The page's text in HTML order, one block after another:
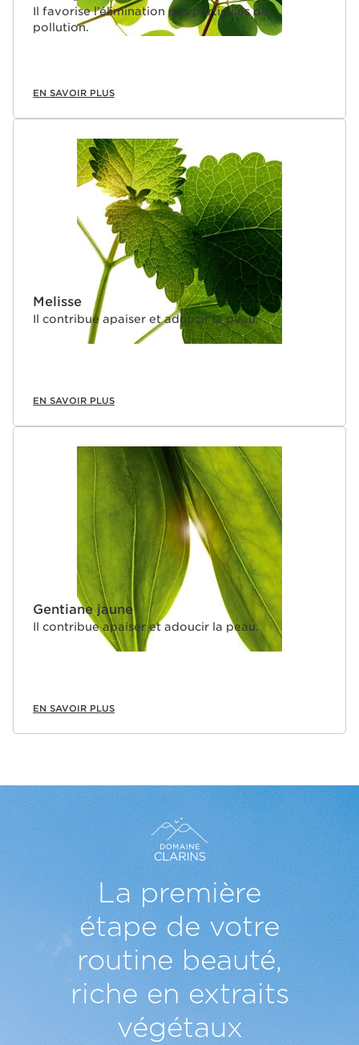
Il favorise l’élimination des particules de
pollution.
EN SAVOIR PLUS
Melisse
Il contribue apaiser et adoucir la peau.
EN SAVOIR PLUS
Gentiane jaune
Il contribue apaiser et adoucir la peau.
EN SAVOIR PLUS
La première
étape de votre
routine beauté,
riche en extraits
végétaux